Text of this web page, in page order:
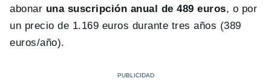
abonar una suscripción anual de 489 euros, o por
un precio de 1.169 euros durante tres años (389
euros/año).